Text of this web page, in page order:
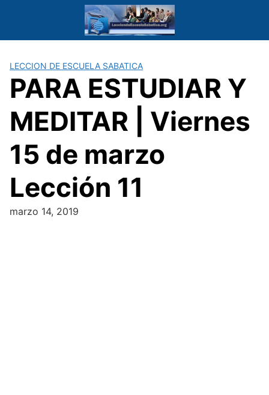
LECCION DE ESCUELA SABATICA
PARA ESTUDIAR Y
MEDITAR | Viernes
15 de marzo
Lección 11
marzo 14, 2019